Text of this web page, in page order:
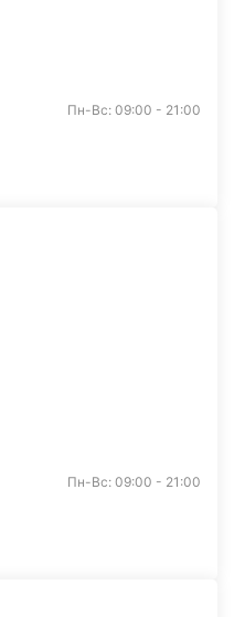
Пн-Вс: 09:00 - 21:00
Пн-Вс: 09:00 - 21:00